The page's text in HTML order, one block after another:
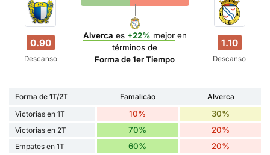
0.90
Descanso
Alverca es +22% mejoren
términos de
Forma de 1er Tiempo
1.10
Descanso
Forma de 1T/2T Famalicão
Alverca
Victorias en 1T
10% 30%
Victorias en 2T 70% 20%
Empates en 1T 60% 20%